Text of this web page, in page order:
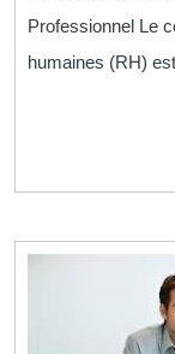
Professionnel Le
humaines (RH)